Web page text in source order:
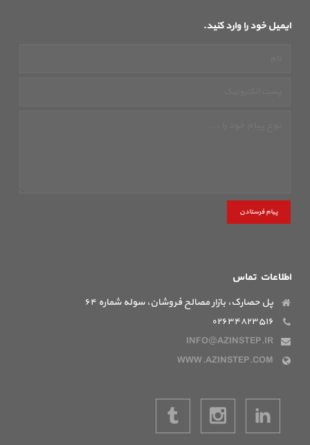
ایمیل خود را وارد کنید.
پیام فرستادن
اطلاعات تماس
پل حصارک، بازار مصالح فروشان، سوله شماره ۶۴
۰۲۶۳۴۸۲۳۵۱۶
INFO@AZINSTEP.IR
WWW.AZINSTEP.COM